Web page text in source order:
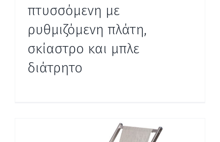
πτυσσόμενη με
ρυθμιζόμενη πλάτη,
σκίαστρο και μπλε
διάτρητο